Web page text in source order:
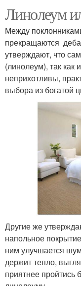
Линолеум
Между
прекращаются
утверждают, что
(линолеум), так
неприхотливы,
выбора из богатой
Другие же
напольное
ним улучшается
держит тепло,
приятнее пройтись